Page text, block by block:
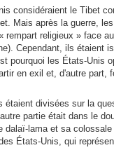
considéraient le Tibet
Mais après la guerre,
rempart religieux » face
Cependant, ils étaient
pourquoi les États-Unis
en exil et, d'autre part,
étaient divisées sur la
partie était dans le
lama et sa
États-Unis, qui